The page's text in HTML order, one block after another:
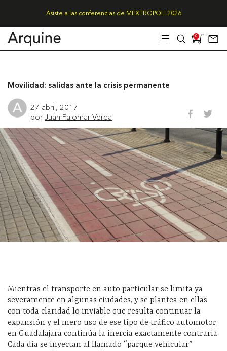
Asiste a las conferencias de MEXTRÓPOLI 2026
0
Movilidad: salidas ante la crisis permanente
27 abril, 2017
por Juan Palomar Verea
Mientras el transporte en auto particular se limita ya
severamente en algunas ciudades, y se plantea en ellas
con toda claridad lo inviable que resulta continuar la
expansión y el mero uso de ese tipo de tráfico automotor,
en Guadalajara continúa la inercia exactamente contraria.
Cada día se inyectan al llamado “parque vehicular”